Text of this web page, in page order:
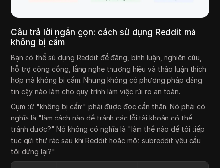
Câu trả lời ngắn gọn: cách sử dụng Reddit mà
không bị cấm
Bạn có thể sử dụng Reddit để đăng, bình luận, nghiên cứu,
hỗ trợ cộng đồng, lắng nghe thương hiệu và thảo luận thích
hợp mà không bị cấm. Nhưng không có phương pháp đáng
tin cậy nào làm cho quy trình làm việc rủi ro an toàn.
Cụm từ "không bị cấm" phải được đọc cẩn thận. Nó phải có
nghĩa là "làm cách nào để tránh các lỗi tài khoản có thể
tránh được?" Nó không có nghĩa là "làm thế nào để tôi tiếp
tục gửi thư rác sau khi Reddit hoặc một subreddit yêu cầu
tôi dừng lại?"